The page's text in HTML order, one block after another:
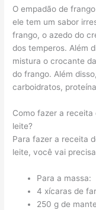
O empadão de
ele tem um sabor
frango, o azedo do
dos temperos. Além
mistura o crocante
do frango. Além
carboidratos,
Como fazer a
leite?
Para fazer a receita
leite, você vai
Para a massa:
4 xícaras de
250 g de